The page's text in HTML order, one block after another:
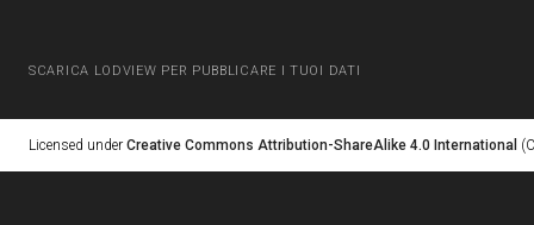
SCARICA LODVIEW PER PUBBLICARE I TUOI DATI
Licensed under Creative Commons Attribution-ShareAlike 4.0 International